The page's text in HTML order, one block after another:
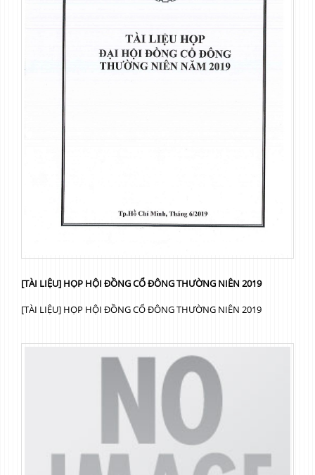
[TÀI LIỆU] HỌP HỘI ĐỒNG CỔ ĐÔNG THƯỜNG NIÊN 2019
[TÀI LIỆU] HỌP HỘI ĐỒNG CỔ ĐÔNG THƯỜNG NIÊN 2019